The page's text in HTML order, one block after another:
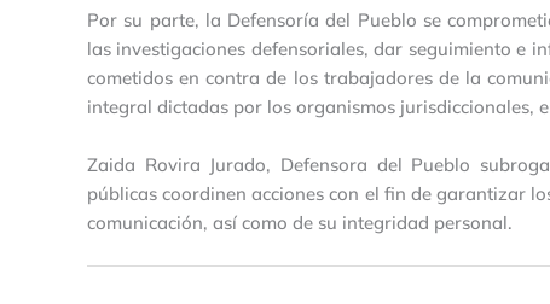
Por su parte, la Defensoría del Pueblo se
las investigaciones defensoriales, dar seguimiento e
cometidos en contra de los trabajadores de la
integral dictadas por los organismos jurisdiccionales,
Zaida Rovira Jurado, Defensora del Pueblo
públicas coordinen acciones con el fin de garantizar
comunicación, así como de su integridad personal.